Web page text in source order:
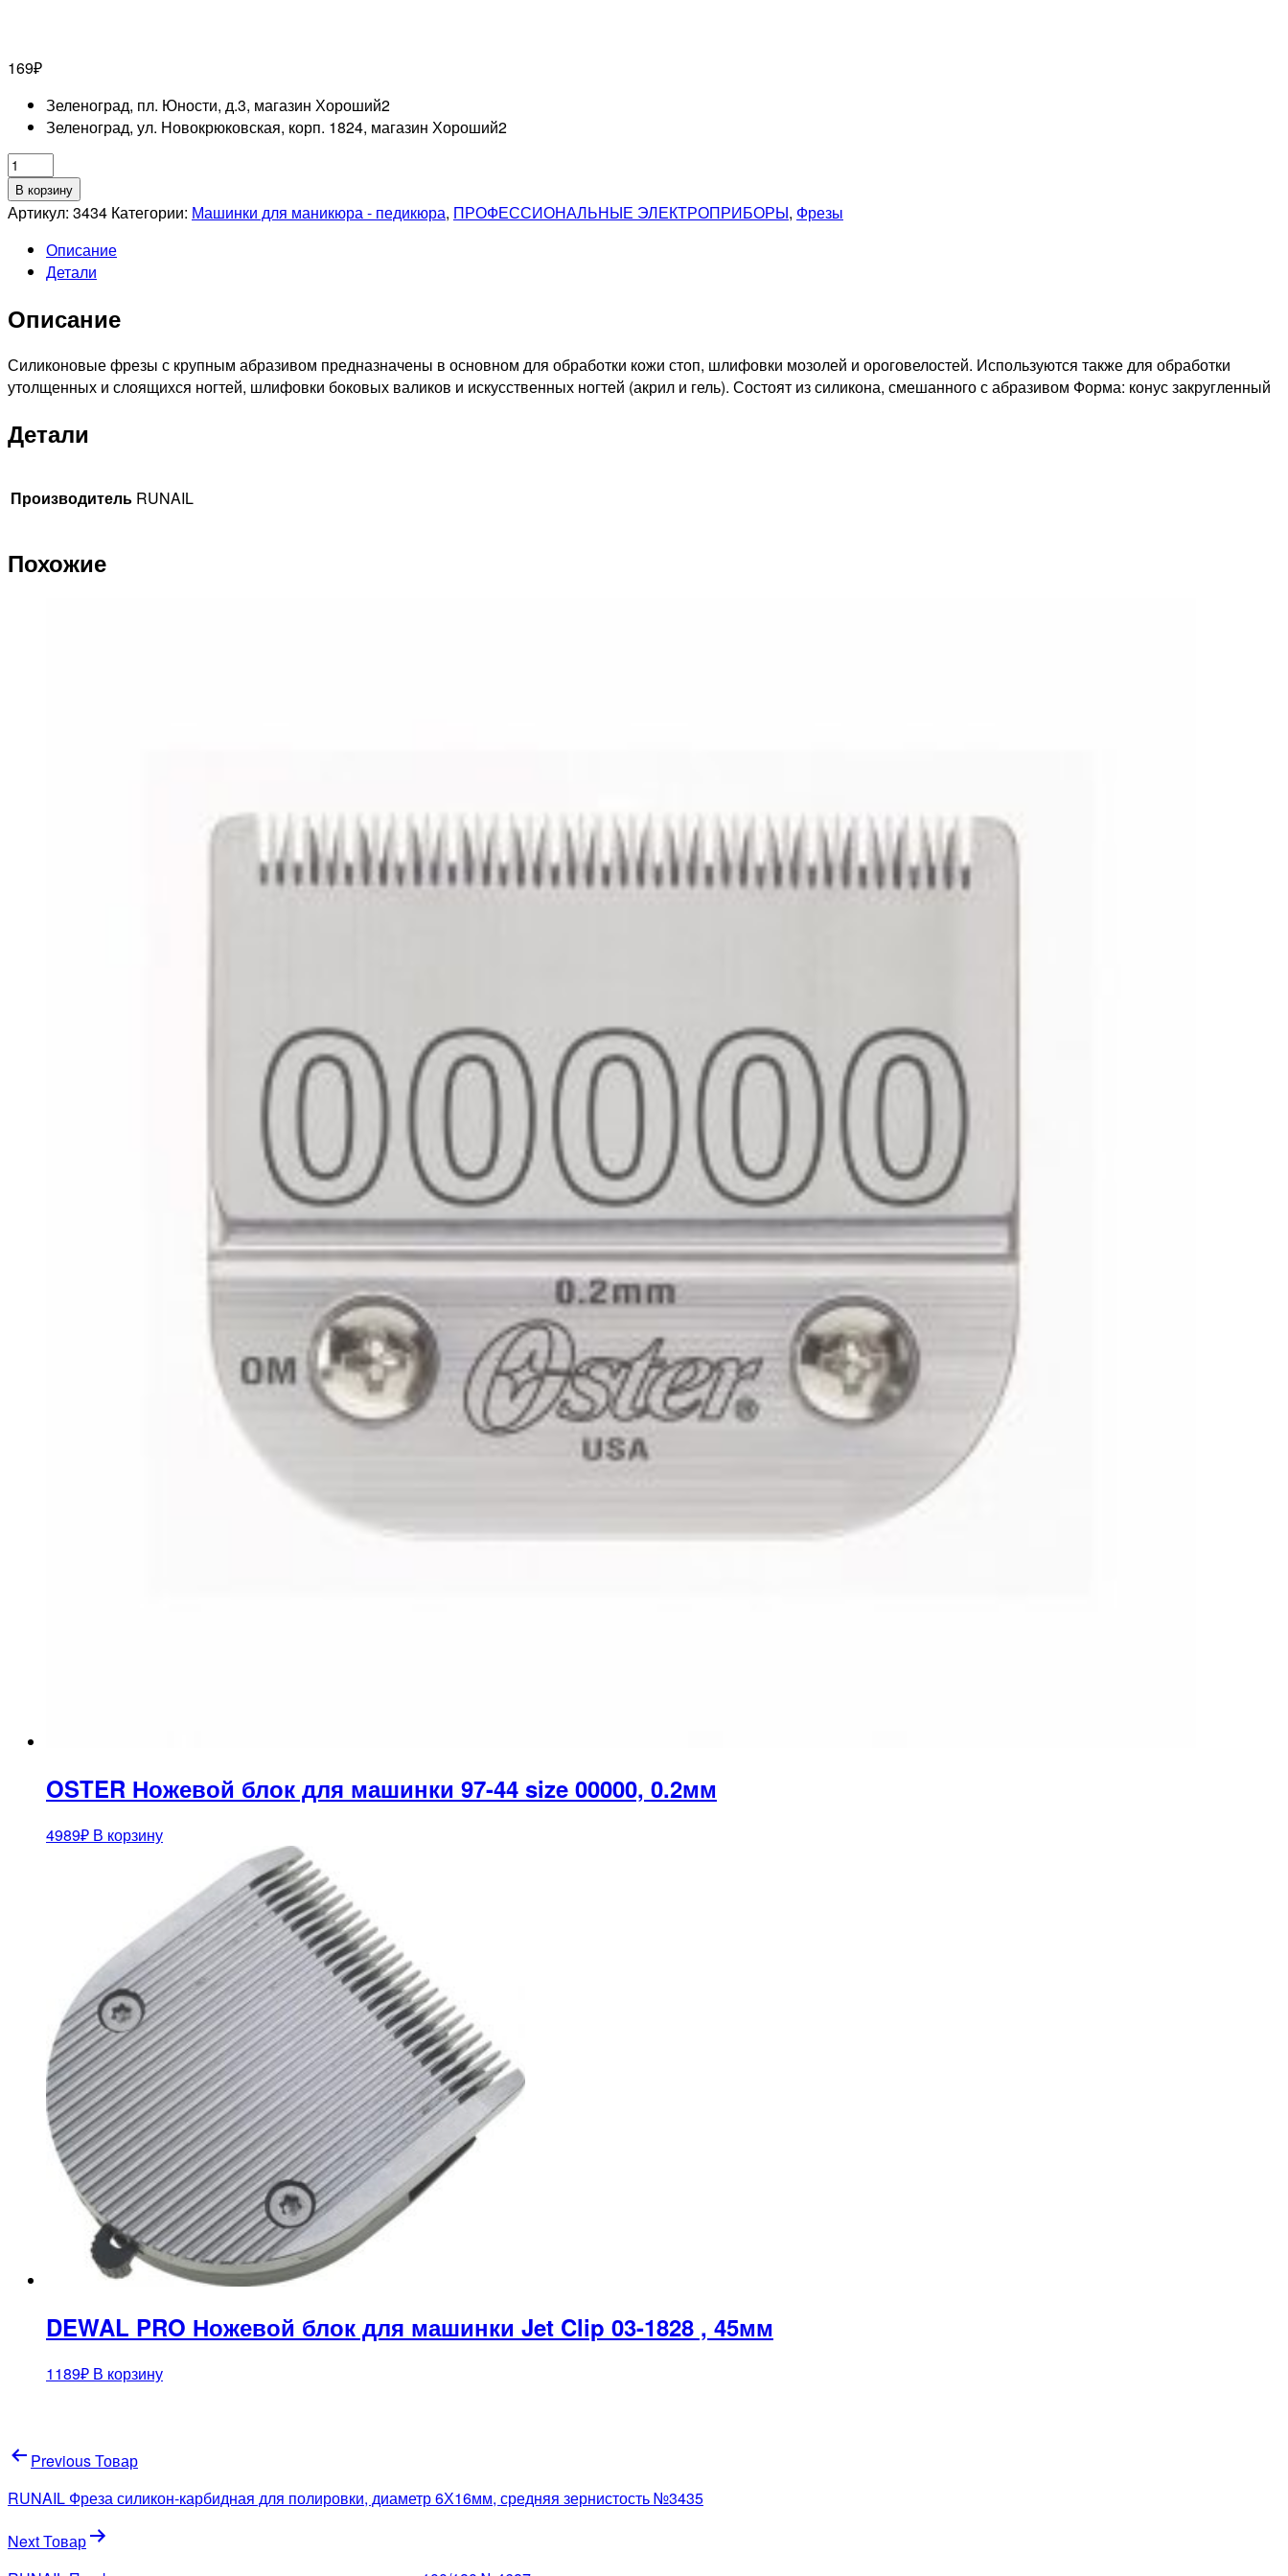
169₽
Зеленоград, пл. Юности, д.3, магазин Хороший2
Зеленоград, ул. Новокрюковская, корп. 1824, магазин Хороший2
Количество
товара
RUNAIL
силикон-
карбидная
полировки,
6Х16мм,
мелкая
№3434
В корзину
Артикул: 3434 Категории: Машинки для маникюра - педикюра, ПРОФЕССИОНАЛЬНЫЕ ЭЛЕКТРОПРИБОРЫ, Фрезы
Описание
Детали
Описание
Силиконовые фрезы с крупным абразивом предназначены в основном для обработки кожи стоп, шлифовки мозолей и ороговелостей. Используются также для обработки
утолщенных и слоящихся ногтей, шлифовки боковых валиков и искусственных ногтей (акрил и гель). Состоят из силикона, смешанного с абразивом Форма: конус закругленный
Детали
Производитель RUNAIL
Похожие
OSTER Ножевой блок для машинки 97-44 size 00000, 0.2мм
4989₽ В корзину
DEWAL PRO Ножевой блок для машинки Jet Clip 03-1828 , 45мм
1189₽ В корзину
Навигация
по
записям
Previous Товар
RUNAIL Фреза силикон-карбидная для полировки, диаметр 6Х16мм, средняя зернистость №3435
Next Товар